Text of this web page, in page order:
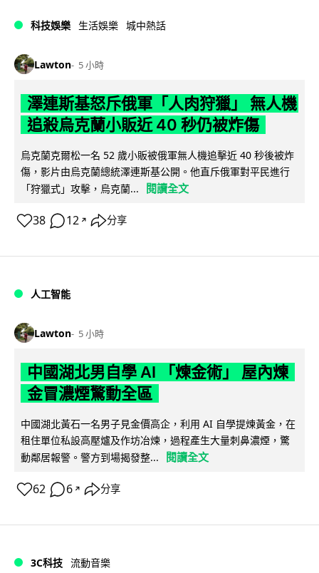
科技娛樂 生活娛樂 城中熱話
Lawton 5 小時
澤連斯基怒斥俄軍「人肉狩獵」 無人機
追殺烏克蘭小販近 40 秒仍被炸傷
烏克蘭克爾松一名 52 歲小販被俄軍無人機追擊近 40 秒後被炸
傷，影片由烏克蘭總統澤連斯基公開。他直斥俄軍對平民進行
「狩獵式」攻擊，烏克蘭...
閱讀全文
38 12 ↗ 分享
人工智能
Lawton 5 小時
中國湖北男自學 AI 「煉金術」 屋內煉
金冒濃煙驚動全區
中國湖北黃石一名男子見金價高企，利用 AI 自學提煉黃金，在
租住單位私設高壓爐及作坊冶煉，過程產生大量刺鼻濃煙，驚
動鄰居報警。警方到場揭發整...
閱讀全文
62 6 ↗ 分享
3C科技 流動音樂